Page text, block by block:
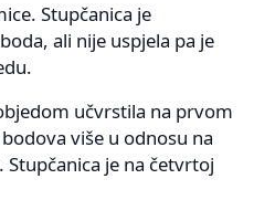
Stupčanica je
ali nije uspjela pa je
učvrstila na prvom
više u odnosu na
je na četvrtoj